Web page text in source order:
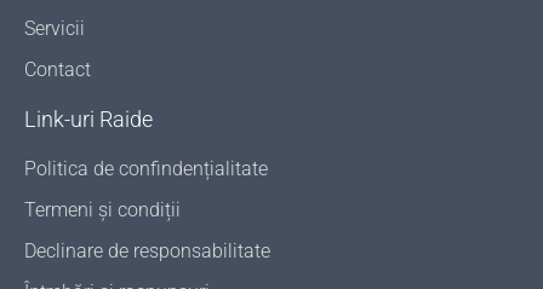
Servicii
Contact
Link-uri Raide
Politica de confindențialitate
Termeni și condiții
Declinare de responsabilitate